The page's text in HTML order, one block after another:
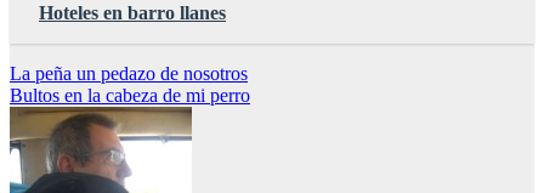
Hoteles en barro llanes
Navegación
de
entradas
La peña un pedazo de nosotros
Bultos en la cabeza de mi perro